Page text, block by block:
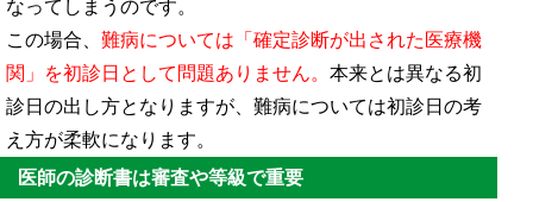
なってしまうのです。
この場合、 難病については「確定診断が出された医療機
関」を初診日として問題ありません。 本来とは異なる初
診日の出し方となりますが、難病については初診日の考
え方が柔軟になります。
医師の診断書は審査や等級で重要